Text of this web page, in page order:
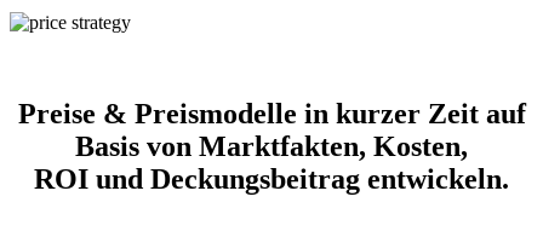
Preise & Preismodelle in kurzer Zeit auf
Basis von Marktfakten, Kosten,
ROI und Deckungsbeitrag entwickeln.